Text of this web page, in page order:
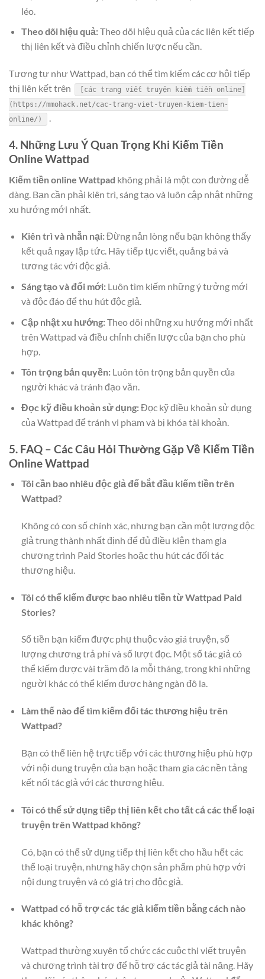
léo.
Theo dõi hiệu quả:Theo dõi hiệu quả của các liên kết tiếp
thị liên kết và điều chỉnh chiến lược nếu cần.
Tương tự như Wattpad, bạn có thể tìm kiếm các cơ hội tiếp
thị liên kết trên
[các trang viết truyện kiếm tiền online]
(https://mmohack.net/cac-trang-viet-truyen-kiem-tien-
online/)
.
4. Những Lưu Ý Quan Trọng Khi Kiếm Tiền
Online Wattpad
Kiếm tiền online Wattpad không phải là một con đường dễ
dàng. Bạn cần phải kiên trì, sáng tạo và luôn cập nhật những
xu hướng mới nhất.
Kiên trì và nhẫn nại:Đừng nản lòng nếu bạn không thấy
kết quả ngay lập tức. Hãy tiếp tục viết, quảng bá và
tương tác với độc giả.
Sáng tạo và đổi mới:Luôn tìm kiếm những ý tưởng mới
và độc đáo để thu hút độc giả.
Cập nhật xu hướng:Theo dõi những xu hướng mới nhất
trên Wattpad và điều chỉnh chiến lược của bạn cho phù
hợp.
Tôn trọng bản quyền:Luôn tôn trọng bản quyền của
người khác và tránh đạo văn.
Đọc kỹ điều khoản sử dụng:Đọc kỹ điều khoản sử dụng
của Wattpad để tránh vi phạm và bị khóa tài khoản.
5. FAQ – Các Câu Hỏi Thường Gặp Về Kiếm Tiền
Online Wattpad
Tôi cần bao nhiêu độc giả để bắt đầu kiếm tiền trên
Wattpad?
Không có con số chính xác, nhưng bạn cần một lượng độc
giả trung thành nhất định để đủ điều kiện tham gia
chương trình Paid Stories hoặc thu hút các đối tác
thương hiệu.
Tôi có thể kiếm được bao nhiêu tiền từ Wattpad Paid
Stories?
Số tiền bạn kiếm được phụ thuộc vào giá truyện, số
lượng chương trả phí và số lượt đọc. Một số tác giả có
thể kiếm được vài trăm đô la mỗi tháng, trong khi những
người khác có thể kiếm được hàng ngàn đô la.
Làm thế nào để tìm kiếm đối tác thương hiệu trên
Wattpad?
Bạn có thể liên hệ trực tiếp với các thương hiệu phù hợp
với nội dung truyện của bạn hoặc tham gia các nền tảng
kết nối tác giả với các thương hiệu.
Tôi có thể sử dụng tiếp thị liên kết cho tất cả các thể loại
truyện trên Wattpad không?
Có, bạn có thể sử dụng tiếp thị liên kết cho hầu hết các
thể loại truyện, nhưng hãy chọn sản phẩm phù hợp với
nội dung truyện và có giá trị cho độc giả.
Wattpad có hỗ trợ các tác giả kiếm tiền bằng cách nào
khác không?
Wattpad thường xuyên tổ chức các cuộc thi viết truyện
và chương trình tài trợ để hỗ trợ các tác giả tài năng. Hãy